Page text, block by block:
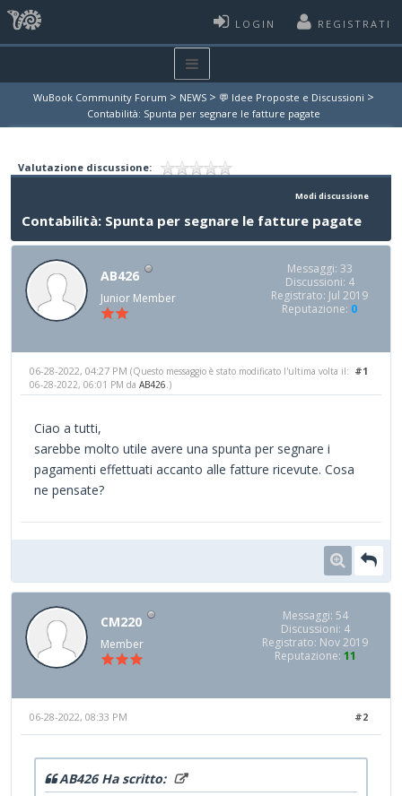
LOGIN REGISTRATI
WuBook Community Forum > NEWS > 💬 Idee Proposte e Discussioni >
Contabilità: Spunta per segnare le fatture pagate
Valutazione discussione:
Modi discussione
Contabilità: Spunta per segnare le fatture pagate
AB426
Junior Member
Messaggi: 33
Discussioni: 4
Registrato: Jul 2019
Reputazione: 0
#1
06-28-2022, 04:27 PM (Questo messaggio è stato modificato l'ultima volta il:
06-28-2022, 06:01 PM da AB426 .)
Ciao a tutti,
sarebbe molto utile avere una spunta per segnare i
pagamenti effettuati accanto alle fatture ricevute. Cosa
ne pensate?
CM220
Member
Messaggi: 54
Discussioni: 4
Registrato: Nov 2019
Reputazione: 11
#2
06-28-2022, 08:33 PM
AB426 Ha scritto: